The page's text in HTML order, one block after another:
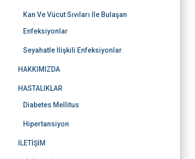
Kan Ve Vücut Sıvıları İle Bulaşan
Enfeksiyonlar
Seyahatle İlişkili Enfeksiyonlar
HAKKIMIZDA
HASTALIKLAR
Diabetes Mellitus
Hipertansiyon
İLETİŞİM